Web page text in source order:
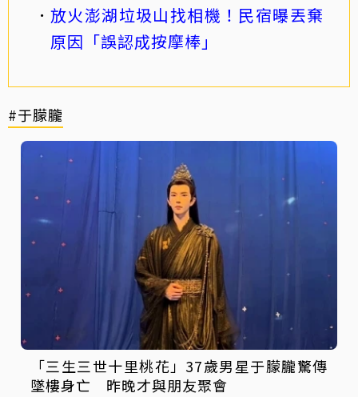
放火澎湖垃圾山找相機！民宿曝丟棄
原因「誤認成按摩棒」
#于朦朧
「三生三世十里桃花」37歲男星于朦朧驚傳
墜樓身亡 昨晚才與朋友聚會